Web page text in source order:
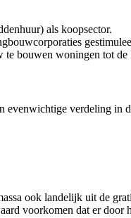
als koopsector.
bouwen woningen tot
evenwichtige verdeling in
ook landelijk uit de
voorkomen dat er